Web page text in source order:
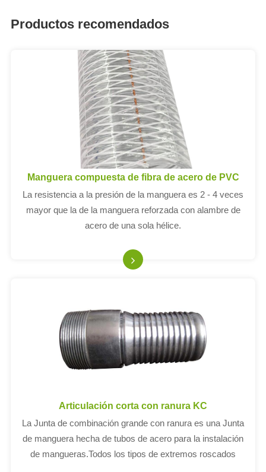
Productos recomendados
Manguera compuesta de fibra de acero de PVC
La resistencia a la presión de la manguera es 2 - 4 veces
mayor que la de la manguera reforzada con alambre de
acero de una sola hélice.
Articulación corta con ranura KC
La Junta de combinación grande con ranura es una Junta
de manguera hecha de tubos de acero para la instalación
de mangueras.Todos los tipos de extremos roscados